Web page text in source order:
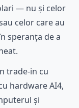
— nu și celor
celor care au
speranța de a
trade-in cu
hardware AI4,
și